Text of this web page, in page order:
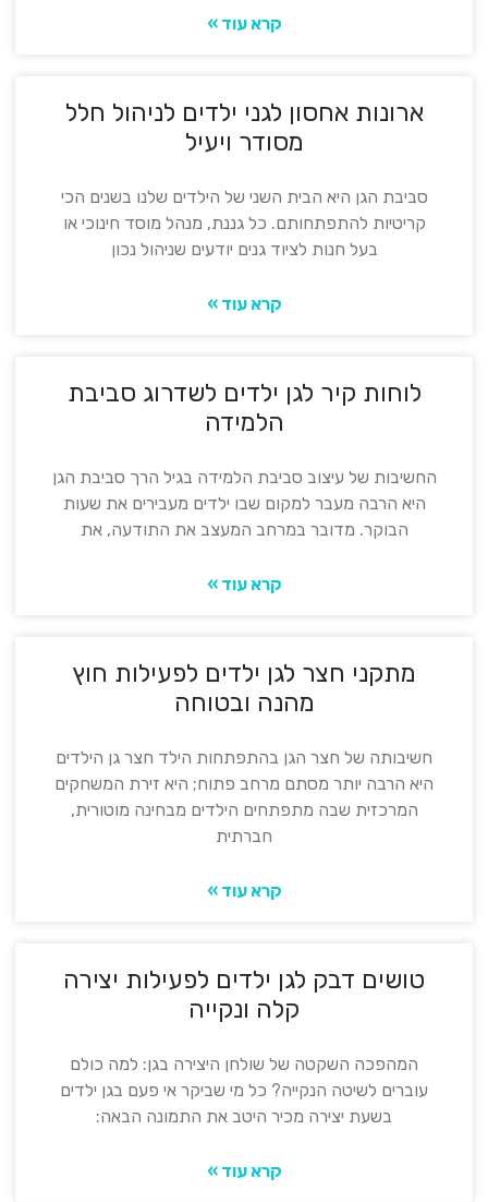
קרא עוד »
ארונות אחסון לגני ילדים לניהול חלל
מסודר ויעיל
סביבת הגן היא הבית השני של הילדים שלנו בשנים הכי
קריטיות להתפתחותם. כל גננת, מנהל מוסד חינוכי או
בעל חנות לציוד גנים יודעים שניהול נכון
קרא עוד »
לוחות קיר לגן ילדים לשדרוג סביבת
הלמידה
החשיבות של עיצוב סביבת הלמידה בגיל הרך סביבת הגן
היא הרבה מעבר למקום שבו ילדים מעבירים את שעות
הבוקר. מדובר במרחב המעצב את התודעה, את
קרא עוד »
מתקני חצר לגן ילדים לפעילות חוץ
מהנה ובטוחה
חשיבותה של חצר הגן בהתפתחות הילד חצר גן הילדים
היא הרבה יותר מסתם מרחב פתוח; היא זירת המשחקים
המרכזית שבה מתפתחים הילדים מבחינה מוטורית,
חברתית
קרא עוד »
טושים דבק לגן ילדים לפעילות יצירה
קלה ונקייה
המהפכה השקטה של שולחן היצירה בגן: למה כולם
עוברים לשיטה הנקייה? כל מי שביקר אי פעם בגן ילדים
בשעת יצירה מכיר היטב את התמונה הבאה:
קרא עוד »